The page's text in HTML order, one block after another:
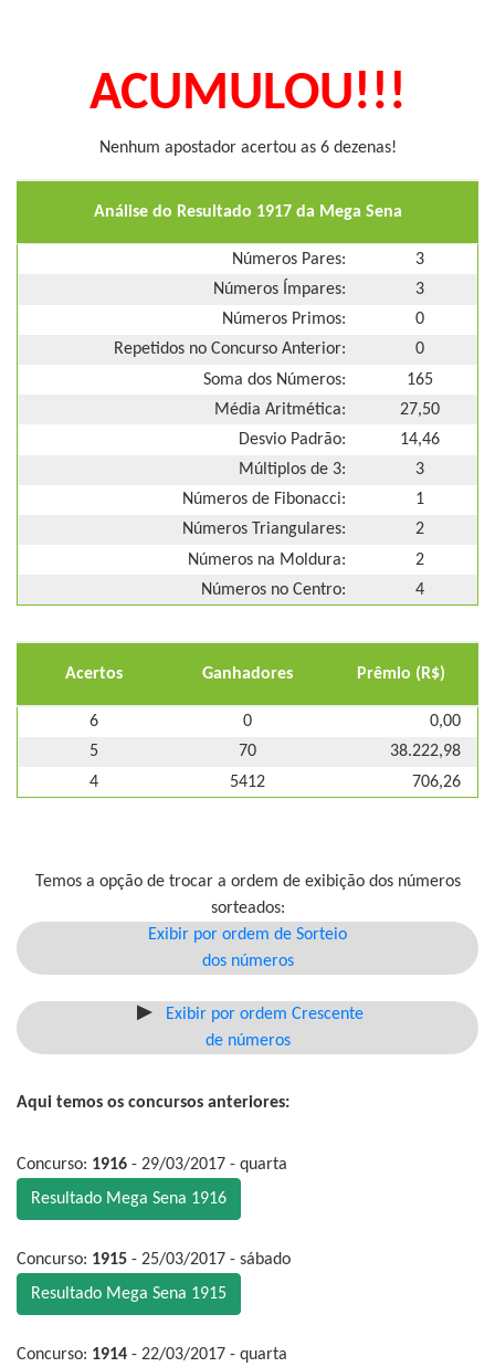
ACUMULOU!!!
Nenhum apostador acertou as 6 dezenas!
Análise do Resultado 1917 da Mega Sena
Números Pares:
3
Números Ímpares:
3
Números Primos:
0
Repetidos no Concurso Anterior:
0
Soma dos Números:
165
Média Aritmética:
27,50
Desvio Padrão:
14,46
Múltiplos de 3:
3
Números de Fibonacci:
1
Números Triangulares:
2
Números na Moldura:
2
Números no Centro:
4
Acertos Ganhadores Prêmio (R$)
6 0
0,00
5
70
38.222,98
4
5412 706,26
Temos a opção de trocar a ordem de exibição dos números
sorteados:
Exibir por ordem de Sorteio
dos números
Exibir por ordem Crescente
de números
Aqui temos os concursos anteriores:
Concurso: 1916 - 29/03/2017 - quarta
Resultado Mega Sena 1916
Concurso: 1915 - 25/03/2017 - sábado
Resultado Mega Sena 1915
Concurso: 1914 - 22/03/2017 - quarta